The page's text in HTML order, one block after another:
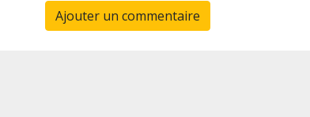
Ajouter un commentaire